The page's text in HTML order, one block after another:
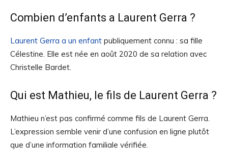
Combien d’enfants a Laurent Gerra ?
Laurent Gerra a un enfant publiquement connu : sa fille
Célestine. Elle est née en août 2020 de sa relation avec
Christelle Bardet.
Qui est Mathieu, le fils de Laurent Gerra ?
Mathieu n’est pas confirmé comme fils de Laurent Gerra.
L’expression semble venir d’une confusion en ligne plutôt
que d’une information familiale vérifiée.